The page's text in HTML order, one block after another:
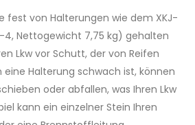
fest von Halterungen wie dem XKJ-
4, Nettogewicht 7,75 kg) gehalten
Lkw vor Schutt, der von Reifen
eine Halterung schwach ist, können
oder abfallen, was Ihren Lkw
kann ein einzelner Stein Ihren